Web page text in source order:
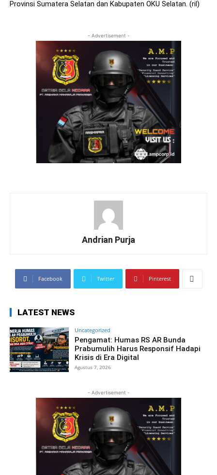
Provinsi Sumatera Selatan dan Kabupaten OKU Selatan. (ril)
- Advertisement -
Andrian Purja
Facebook Twitter Pinterest
LATEST NEWS
Uncategorized
Pengamat: Humas RS AR Bunda
Prabumulih Harus Responsif Hadapi
Krisis di Era Digital
Agustus 7, 2026
- Advertisement -